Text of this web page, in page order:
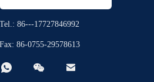
Tel.: 86---17727846992
Fax: 86-0755-29578613
  